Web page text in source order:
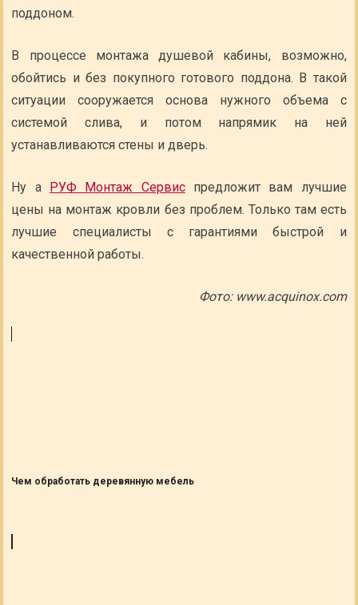
поддоном.
В процессе монтажа душевой кабины, возможно,
обойтись и без покупного готового поддона. В такой
ситуации сооружается основа нужного объема с
системой слива, и потом напрямик на ней
устанавливаются стены и дверь.
Ну а РУФ Монтаж Сервиспредложит вам лучшие
цены на монтаж кровли без проблем. Только там есть
лучшие специалисты с гарантиями быстрой и
качественной работы.
Фото: www.acquinox.com
Чем обработать деревянную мебель